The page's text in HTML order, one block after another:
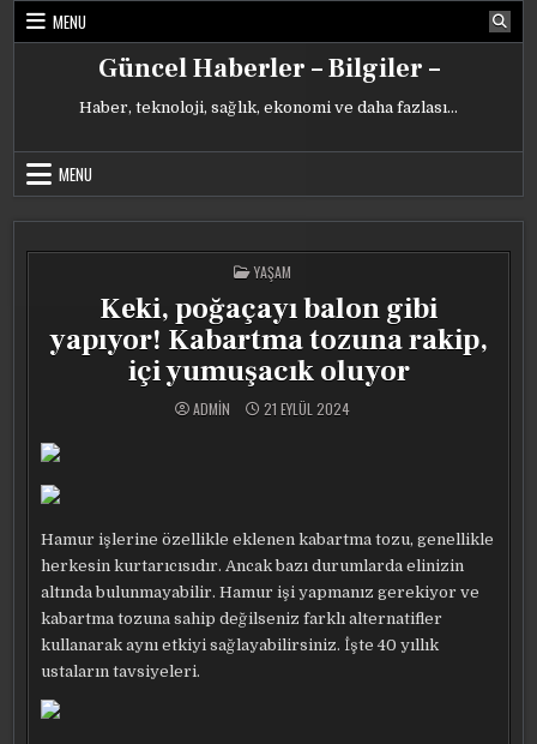
Skip
MENU
Güncel Haberler – Bilgiler –
Haber, teknoloji, sağlık, ekonomi ve daha fazlası…
MENU
POSTED
IN
YAŞAM
Keki, poğaçayı balon gibi
yapıyor! Kabartma tozuna rakip,
içi yumuşacık oluyor
ADMIN 21 EYLÜL 2024
Hamur işlerine özellikle eklenen kabartma tozu, genellikle
herkesin kurtarıcısıdır. Ancak bazı durumlarda elinizin
altında bulunmayabilir. Hamur işi yapmanız gerekiyor ve
kabartma tozuna sahip değilseniz farklı alternatifler
kullanarak aynı etkiyi sağlayabilirsiniz. İşte 40 yıllık
ustaların tavsiyeleri.